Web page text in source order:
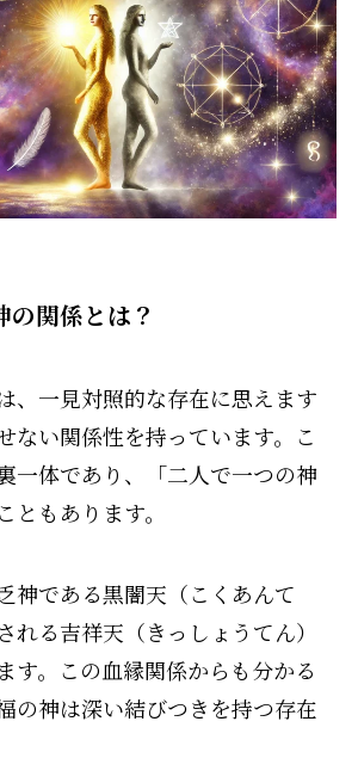
関係とは？
、一見対照的な存在に思えます
ない関係性を持っています。こ
一体であり、「二人で一つの神
もあります。
神である黒闇天（こくあんて
れる吉祥天（きっしょうてん）
す。この血縁関係からも分かる
の神は深い結びつきを持つ存在